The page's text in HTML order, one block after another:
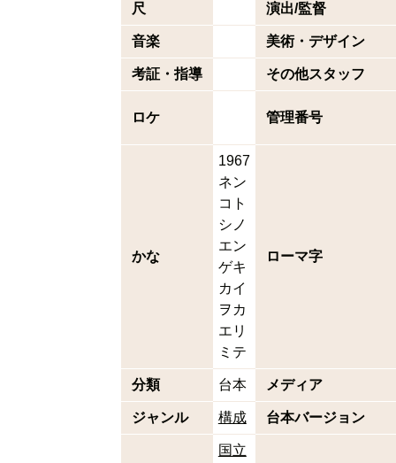
尺 演出/監督
音楽 美術・デザイン
考証・指導 その他スタッフ
ロケ 管理番号
かな
1967
ネン
コト
シノ
エン
ゲキ
カイ
ヲカ
エリ
ミテ
ローマ字
分類 台本 メディア
ジャンル 構成 台本バージョン
国立